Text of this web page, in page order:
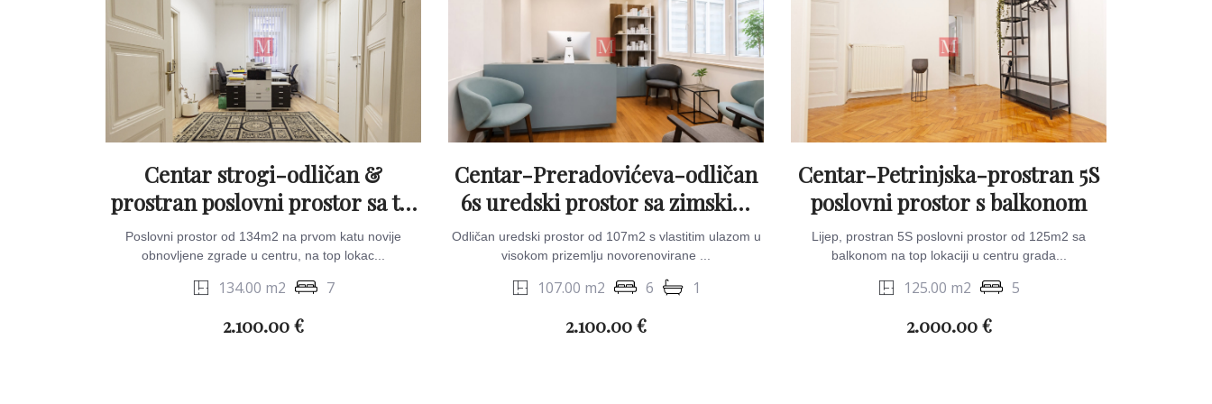
Centar strogi-odličan &
prostran poslovni prostor sa tri
balkona
Poslovni prostor od 134m2 na prvom katu novije
obnovljene zgrade u centru, na top lokac...
134.00 m2 7
2.100.00 €
Centar-Preradovićeva-odličan
6s uredski prostor sa zimskim
vrtom & parkingom
Odličan uredski prostor od 107m2 s vlastitim ulazom u
visokom prizemlju novorenovirane ...
107.00 m2 6 1
2.100.00 €
Centar-Petrinjska-prostran 5S
poslovni prostor s balkonom
Lijep, prostran 5S poslovni prostor od 125m2 sa
balkonom na top lokaciji u centru grada...
125.00 m2 5
2.000.00 €